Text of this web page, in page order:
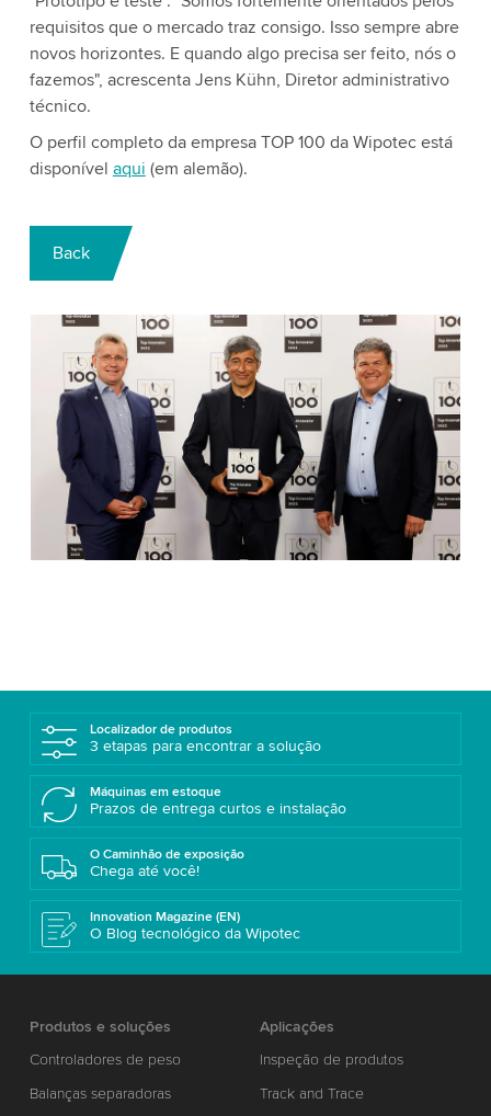
requisitos que o mercado traz consigo. Isso sempre abre
novos horizontes. E quando algo precisa ser feito, nós o
fazemos", acrescenta Jens Kühn, Diretor administrativo
técnico.
O perfil completo da empresa TOP 100 da Wipotec está
disponível aqui (em alemão).
Back
Localizador de produtos
3 etapas para encontrar a solução
Máquinas em estoque
Prazos de entrega curtos e instalação
O Caminhão de exposição
Chega até você!
Innovation Magazine (EN)
O Blog tecnológico da Wipotec
Produtos e soluções
Controladores de peso
Balanças separadoras
Aplicações
Inspeção de produtos
Track and Trace